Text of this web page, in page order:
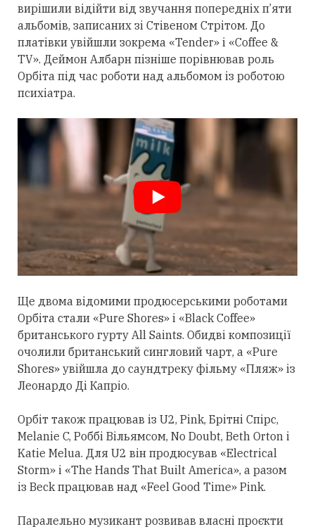
вирішили відійти від звучання попередніх п’яти
альбомів, записаних зі Стівеном Стрітом. До
платівки увійшли зокрема «Tender» і «Coffee &
TV». Деймон Албарн пізніше порівнював роль
Орбіта під час роботи над альбомом із роботою
психіатра.
Ще двома відомими продюсерськими роботами
Орбіта стали «Pure Shores» і «Black Coffee»
британського гурту All Saints. Обидві композиції
очолили британський сингловий чарт, а «Pure
Shores» увійшла до саундтреку фільму «Пляж» із
Леонардо Ді Капріо.
Орбіт також працював із U2, Pink, Брітні Спірс,
Melanie C, Роббі Вільямсом, No Doubt, Beth Orton і
Katie Melua. Для U2 він продюсував «Electrical
Storm» і «The Hands That Built America», а разом
із Beck працював над «Feel Good Time» Pink.
Паралельно музикант розвивав власні проєкти